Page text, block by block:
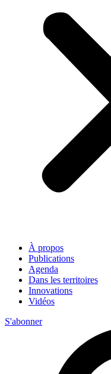
À propos
Publications
Agenda
Dans les territoires
Innovations
Vidéos
S'abonner